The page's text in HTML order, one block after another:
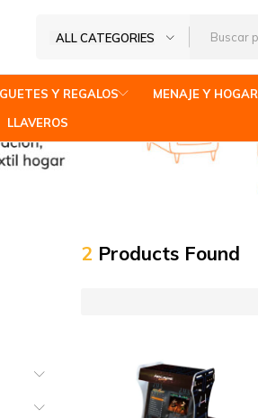
ALL CATEGORIES
Y REGALOS MENAJE Y HOGAR
LLAVEROS
2 Products Found